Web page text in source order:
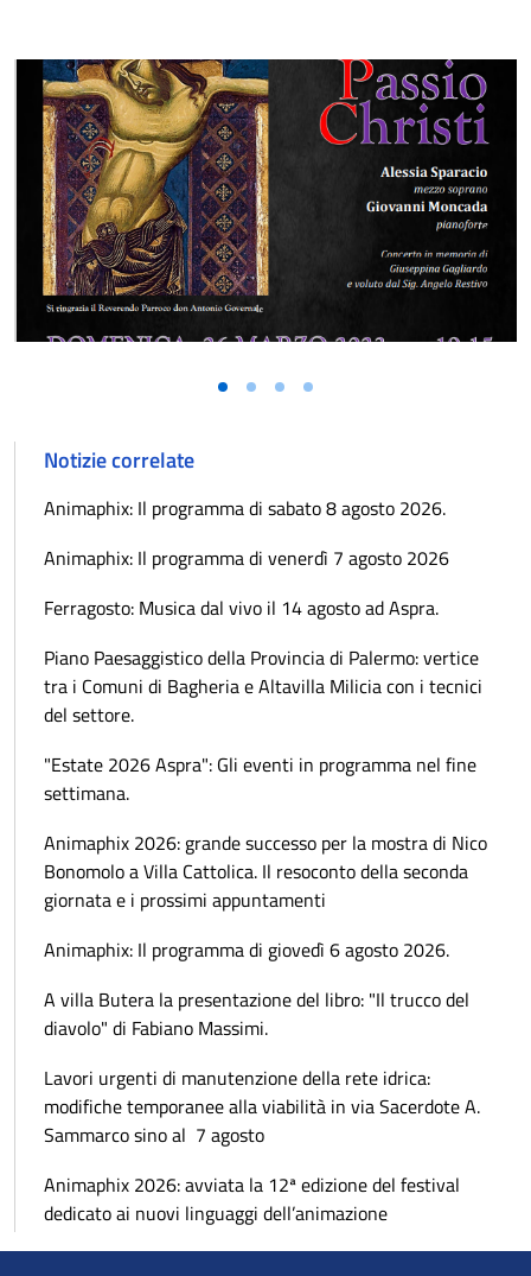
Notizie correlate
Animaphix: Il programma di sabato 8 agosto 2026.
Animaphix: Il programma di venerdì 7 agosto 2026
Ferragosto: Musica dal vivo il 14 agosto ad Aspra.
Piano Paesaggistico della Provincia di Palermo: vertice
tra i Comuni di Bagheria e Altavilla Milicia con i tecnici
del settore.
"Estate 2026 Aspra": Gli eventi in programma nel fine
settimana.
Animaphix 2026: grande successo per la mostra di Nico
Bonomolo a Villa Cattolica. Il resoconto della seconda
giornata e i prossimi appuntamenti
Animaphix: Il programma di giovedì 6 agosto 2026.
A villa Butera la presentazione del libro: "Il trucco del
diavolo" di Fabiano Massimi.
Lavori urgenti di manutenzione della rete idrica:
modifiche temporanee alla viabilità in via Sacerdote A.
Sammarco sino al 7 agosto
Animaphix 2026: avviata la 12ª edizione del festival
dedicato ai nuovi linguaggi dell’animazione